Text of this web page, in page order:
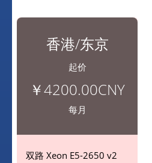
香港/东京
起价
￥4200.00CNY
每月
双路 Xeon E5-2650 v2